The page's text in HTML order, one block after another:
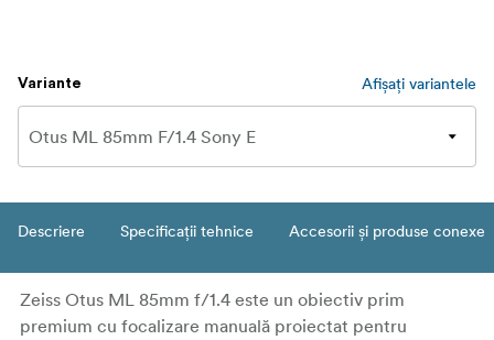
Variante Afișați variantele
Descriere Specificații tehnice Accesorii și produse conexe
Zeiss Otus ML 85mm f/1.4 este un obiectiv prim
premium cu focalizare manuală proiectat pentru